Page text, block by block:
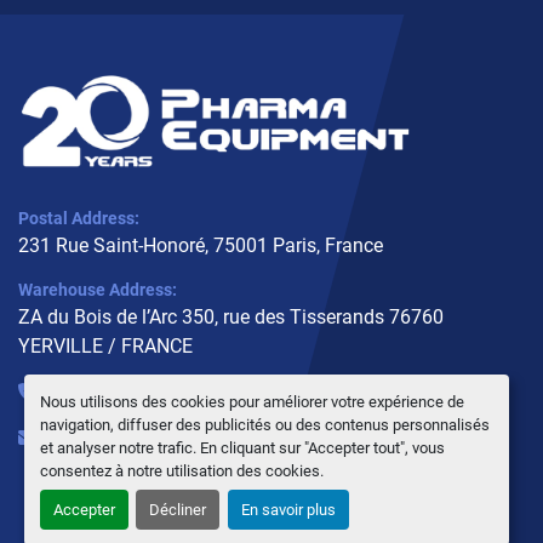
Nous utilisons des cookies pour améliorer votre expérience de
navigation, diffuser des publicités ou des contenus personnalisés
et analyser notre trafic. En cliquant sur "Accepter tout", vous
consentez à notre utilisation des cookies.
Accepter Décliner En savoir plus
Postal Address:
231 Rue Saint-Honoré, 75001 Paris, France
Warehouse Address:
ZA du Bois de l’Arc 350, rue des Tisserands 76760
YERVILLE / FRANCE
+33 (0)6 10 02 31 93
info@pharmaequipment.fr